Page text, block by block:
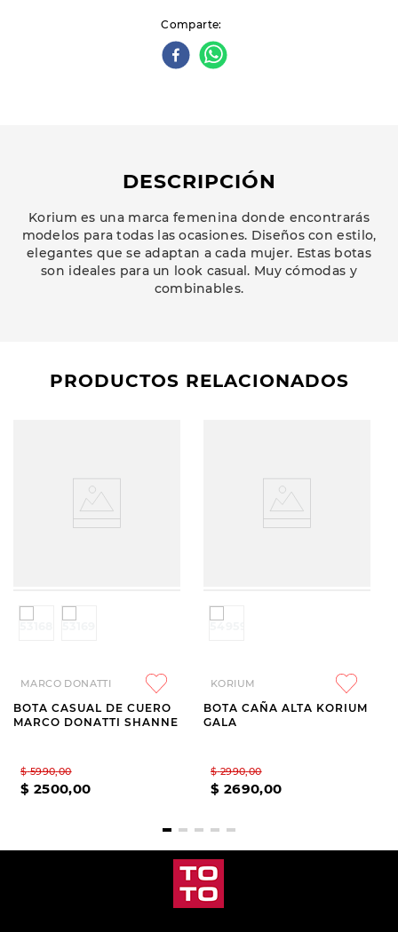
Comparte
DESCRIPCIÓN
Korium es una marca femenina donde encontrarás
modelos para todas las ocasiones. Diseños con estilo,
elegantes que se adaptan a cada mujer. Estas botas
son ideales para un look casual. Muy cómodas y
combinables.
PRODUCTOS RELACIONADOS
MARCO DONATTI
BOTA CASUAL DE CUERO
MARCO DONATTI SHANNE
$ 5990,00
$ 2500,00
KORIUM
BOTA CAÑA ALTA KORIUM
GALA
$ 2990,00
$ 2690,00